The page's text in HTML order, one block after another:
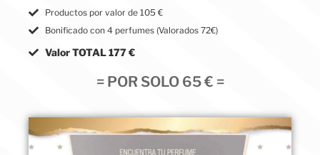
Productos por valor de 105 €
Bonificado con 4 perfumes (Valorados 72€)
Valor TOTAL 177 €
= POR SOLO 65 € =